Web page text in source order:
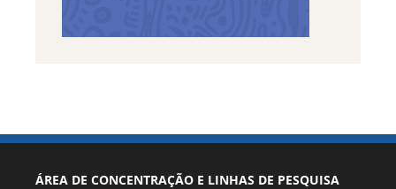
ÁREA DE CONCENTRAÇÃO E LINHAS DE PESQUISA